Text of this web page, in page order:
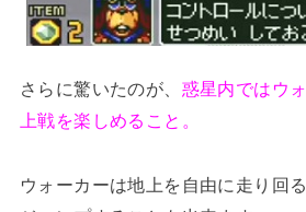
さらに驚いたのが、 惑星内ではウ
上戦を楽しめること。
ウォーカーは地上を自由に走り回